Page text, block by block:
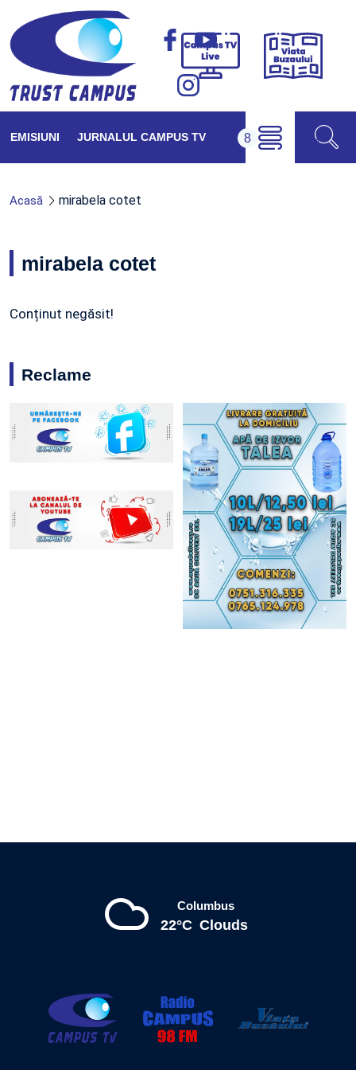
Campus
Viața
EMISIUNI JURNALUL CAMPUS TV
Acasă mirabela cotet
mirabela cotet
Conținut negăsit!
Reclame
Columbus
22°C Clouds